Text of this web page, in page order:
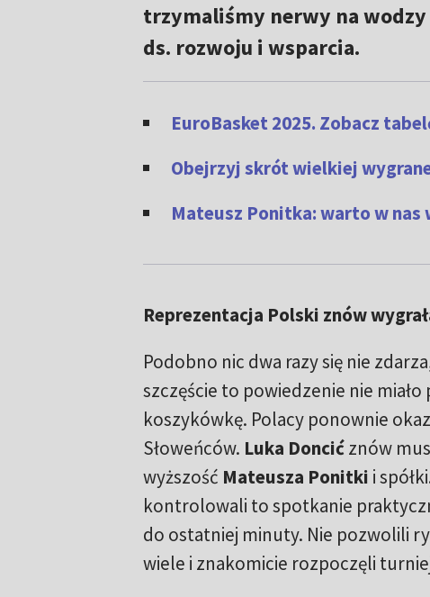
trzymaliśmy nerwy na
ds. rozwoju i wsparcia.
EuroBasket 2025. Zobacz
Obejrzyj skrót wielkiej
Mateusz Ponitka: warto w nas
Reprezentacja Polski znów
Podobno nic dwa razy się nie
szczęście to powiedzenie nie miało
koszykówkę. Polacy ponownie
Słoweńców. Luka Doncićznów
wyższość Mateusza Ponitki i
kontrolowali to spotkanie
do ostatniej minuty. Nie pozwolili
wiele i znakomicie rozpoczęli